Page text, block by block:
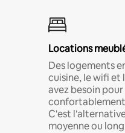
Locations
Des logements
cuisine, le wifi et
avez besoin
confortablement
C'est
moyenne ou